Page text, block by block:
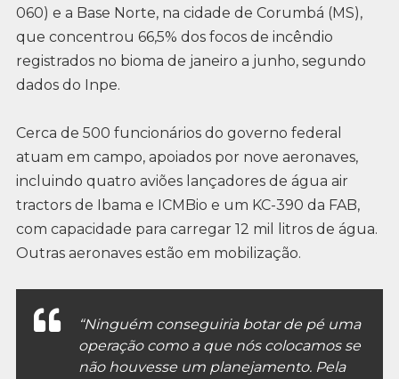
060) e a Base Norte, na cidade de Corumbá (MS),
que concentrou 66,5% dos focos de incêndio
registrados no bioma de janeiro a junho, segundo
dados do Inpe.
Cerca de 500 funcionários do governo federal
atuam em campo, apoiados por nove aeronaves,
incluindo quatro aviões lançadores de água air
tractors de Ibama e ICMBio e um KC-390 da FAB,
com capacidade para carregar 12 mil litros de água.
Outras aeronaves estão em mobilização.
“Ninguém conseguiria botar de pé uma
operação como a que nós colocamos se
não houvesse um planejamento. Pela